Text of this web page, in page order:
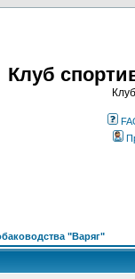
Клуб
"Варяг"